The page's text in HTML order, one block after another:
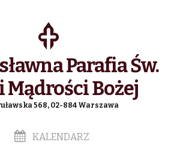
Parafia Św.
Mądrości Bożej
568, 02-884 Warszawa
KALENDARZ